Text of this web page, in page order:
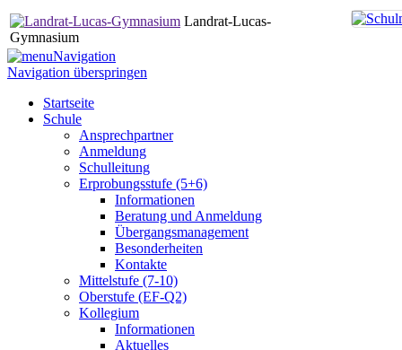
Landrat-Lucas-
Gymnasium
Navigation
Navigation überspringen
Startseite
Schule
Ansprechpartner
Anmeldung
Schulleitung
Erprobungsstufe (5+6)
Informationen
Beratung und Anmeldung
Übergangsmanagement
Besonderheiten
Kontakte
Mittelstufe (7-10)
Oberstufe (EF-Q2)
Kollegium
Informationen
Aktuelles